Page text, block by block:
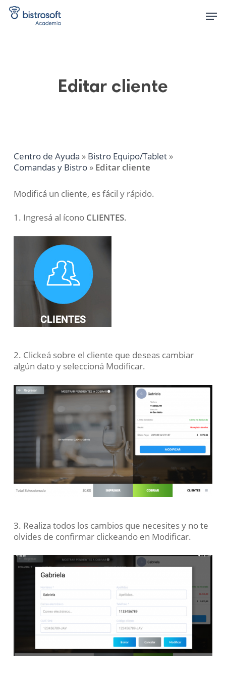
Skip
Editar cliente
Centro de Ayuda » Bistro Equipo/Tablet»
Comandas y Bistro» Editar cliente
Modificá un cliente, es fácil y rápido.
1. Ingresá al ícono CLIENTES.
2. Clickeá sobre el cliente que deseas cambiar
algún dato y seleccioná Modificar.
3. Realiza todos los cambios que necesites y no te
olvides de confirmar clickeando en Modificar.